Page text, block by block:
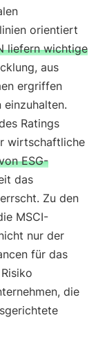
orientiert
liefern wichtige
aus
ergriffen
Ratings
wirtschaftliche
ESG-
das
Zu den
MSCI-
nur der
für das
die